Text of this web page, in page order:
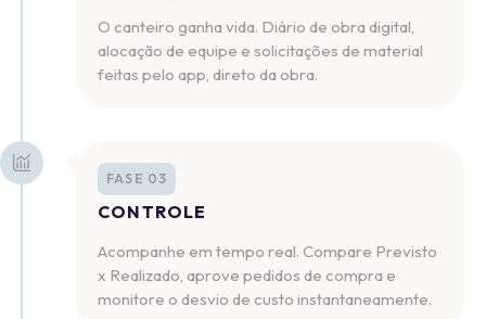
O canteiro ganha vida. Diário de obra digital,
alocação de equipe e solicitações de material
feitas pelo app, direto da obra.
FASE 03
CONTROLE
Acompanhe em tempo real. Compare Previsto
x Realizado, aprove pedidos de compra e
monitore o desvio de custo instantaneamente.